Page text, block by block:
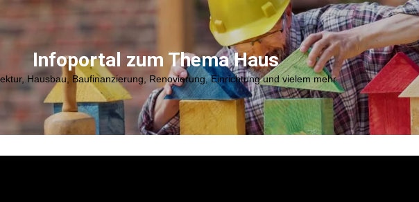
Infoportal zum Thema Haus
Hausbau, Baufinanzierung, Renovierung, Einrichtung und vielem mehr